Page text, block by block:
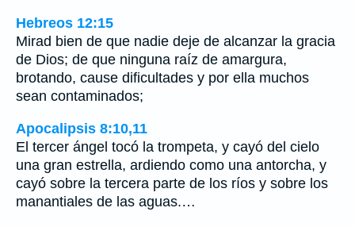
Hebreos 12:15
Mirad bien de que nadie deje de alcanzar la gracia
de Dios; de que ninguna raíz de amargura,
brotando, cause dificultades y por ella muchos
sean contaminados;
Apocalipsis 8:10,11
El tercer ángel tocó la trompeta, y cayó del cielo
una gran estrella, ardiendo como una antorcha, y
cayó sobre la tercera parte de los ríos y sobre los
manantiales de las aguas.…